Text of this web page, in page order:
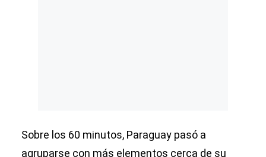
Sobre los 60 minutos, Paraguay pasó a
agruparse con más elementos cerca de su